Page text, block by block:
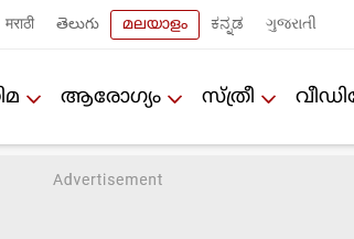
मराठी తెలుగు മലയാളം ಕನ್ನಡ ગુજરાતી
ആരോഗ്യം സ്ത്രീ